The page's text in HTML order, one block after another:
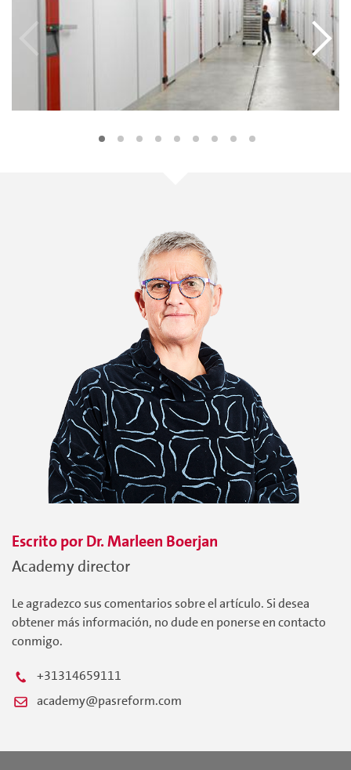
Escrito porDr. Marleen Boerjan
Academy director
Le agradezco sus comentarios sobre el artículo. Si desea
obtener más información, no dude en ponerse en contacto
conmigo.
+31314659111
academy@pasreform.com